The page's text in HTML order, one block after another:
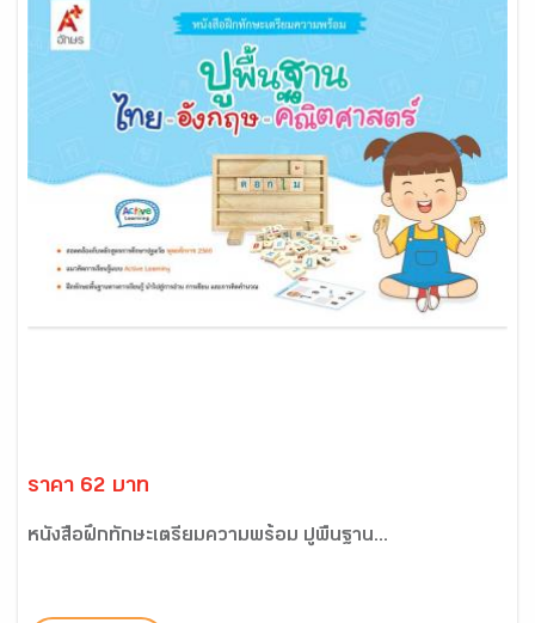
ราคา 62 บาท
หนังสือฝึกทักษะเตรียมความพร้อม ปูพื้นฐาน...